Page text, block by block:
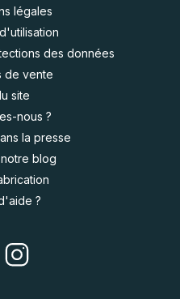
légales
des données
de vente
site
nous ?
la presse
blog
?